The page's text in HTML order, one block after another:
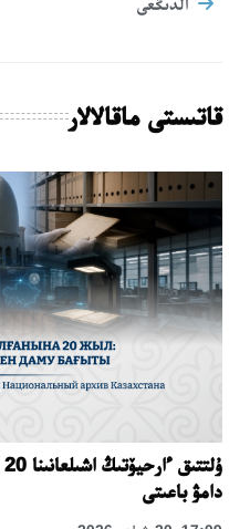
الدىڭعى
قاتىستى ماقالالار
دامۋ باعىتى